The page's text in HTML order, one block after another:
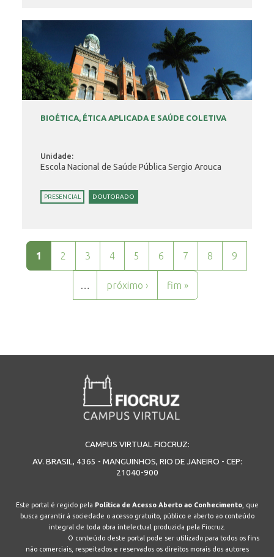
BIOÉTICA, ÉTICA APLICADA E SAÚDE COLETIVA
Unidade:
Escola Nacional de Saúde Pública Sergio Arouca
PRESENCIAL DOUTORADO
Páginas
1 2 3 4 5 6 7 8 9
… próximo › fim »
CAMPUS VIRTUAL FIOCRUZ:
AV. BRASIL, 4365 - MANGUINHOS, RIO DE JANEIRO - CEP:
21040-900
Este portal é regido pela Política de Acesso Aberto ao Conhecimento, que
busca garantir à sociedade o acesso gratuito, público e aberto ao conteúdo
integral de toda obra intelectual produzida pela Fiocruz.
O conteúdo deste portal pode ser utilizado para todos os fins
não comerciais, respeitados e reservados os direitos morais dos autores